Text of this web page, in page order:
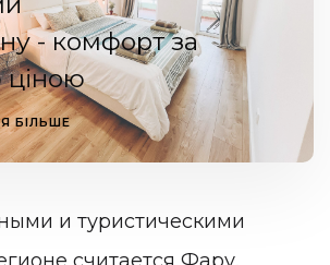
- комфорт за
ціною
БІЛЬШЕ
и туристическими